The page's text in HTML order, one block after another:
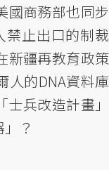
國商務部也同步
禁止出口的制裁
新疆再教育政策
人的DNA資料庫
兵改造計畫」
？